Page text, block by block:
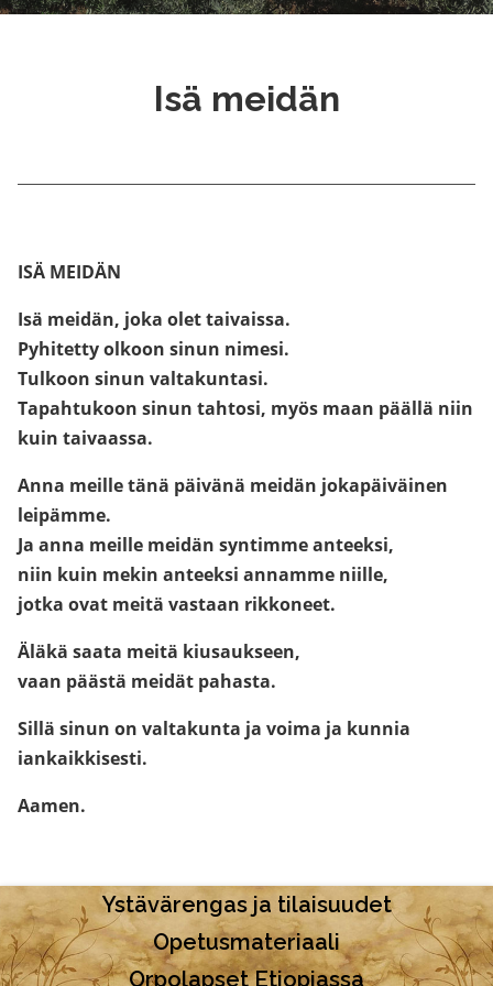
Isä meidän
ISÄ MEIDÄN
Isä meidän, joka olet taivaissa.
Pyhitetty olkoon sinun nimesi.
Tulkoon sinun valtakuntasi.
Tapahtukoon sinun tahtosi, myös maan päällä niin
kuin taivaassa.
Anna meille tänä päivänä meidän jokapäiväinen
leipämme.
Ja anna meille meidän syntimme anteeksi,
niin kuin mekin anteeksi annamme niille,
jotka ovat meitä vastaan rikkoneet.
Äläkä saata meitä kiusaukseen,
vaan päästä meidät pahasta.
Sillä sinun on valtakunta ja voima ja kunnia
iankaikkisesti.
Aamen.
Ystävärengas ja tilaisuudet
Opetusmateriaali
Orpolapset Etiopiassa